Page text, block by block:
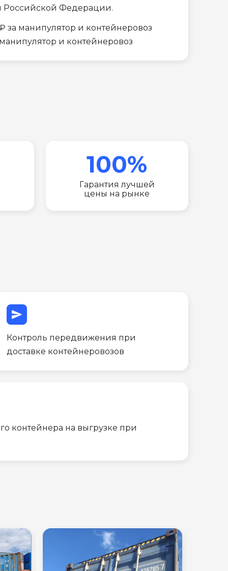
Российской Федерации.
манипулятор и контейнеровоз
и контейнеровоз
100%
Гарантия лучшей
цены на рынке
send
Контроль передвижения при
доставке контейнеровозов
контейнера на выгрузке при